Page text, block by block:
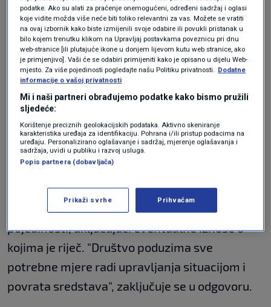
ciljem razjašnjenja okolnosti ovih događaja i
osiguranja potpune zaštite interesa društva. U
tom su kontekstu pravodobno pokrenuti svi
potrebni postupci prema uključenim
financijskim posrednicima, radi provjere
tokova transakcija i poduzimanja svih mogućih
mjera za zaštitu sredstava", naveli su iz Viktora
Lenca.
Dodali su i da s obzirom na prirodu aktivnosti
koje su u tijeku, u ovom trenutku nisu u
mogućnosti pružiti dodatne konkretne
pojedinosti, uključujući eventualne iznose o
kojima je riječ. "Društvo poduzima sve
potrebne mjere radi upravljanja situacijom i
povrata sredstava", zaključuje se u odgovoru.
podatke. Ako su alati za praćenje onemogućeni, određeni sadržaj i oglasi
koje vidite možda više neće biti toliko relevantni za vas. Možete se vratiti
na ovaj izbornik kako biste izmijenili svoje odabire ili povukli pristanak u
bilo kojem trenutku klikom na Upravljaj postavkama poveznicu pri dnu
web-stranice [ili plutajuće ikone u donjem lijevom kutu web stranice, ako
je primjenjivo]. Vaši će se odabiri primijeniti kako je opisano u dijelu Web-
mjesto. Za više pojedinosti pogledajte našu Politiku privatnosti.
Dodatne
informacije o vašoj privatnosti
Mi i naši partneri obrađujemo podatke kako bismo pružili
sljedeće:
Korištenje preciznih geolokacijskih podataka. Aktivno skeniranje
karakteristika uređaja za identifikaciju. Pohrana i/ili pristup podacima na
uređaju. Personalizirano oglašavanje i sadržaj, mjerenje oglašavanja i
sadržaja, uvidi u publiku i razvoj usluga.
Popis partnera (dobavljača)
Prikaži svrhe Prihvaćam